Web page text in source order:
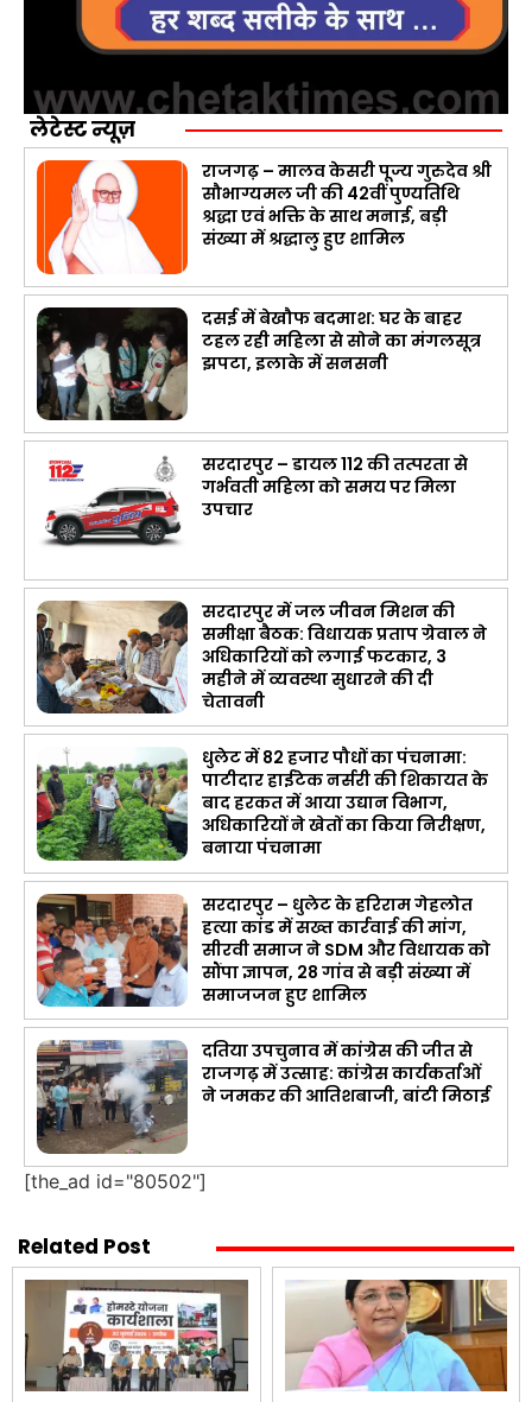
लेटेस्ट न्यूज़
राजगढ़ – मालव केसरी पूज्य गुरुदेव श्री
सौभाग्यमल जी की 42वीं पुण्यतिथि
श्रद्धा एवं भक्ति के साथ मनाई, बड़ी
संख्या में श्रद्धालु हुए शामिल
दसई में बेखौफ बदमाश: घर के बाहर
टहल रही महिला से सोने का मंगलसूत्र
झपटा, इलाके में सनसनी
सरदारपुर – डायल 112 की तत्परता से
गर्भवती महिला को समय पर मिला
उपचार
सरदारपुर में जल जीवन मिशन की
समीक्षा बैठक: विधायक प्रताप ग्रेवाल ने
अधिकारियों को लगाई फटकार, 3
महीने में व्यवस्था सुधारने की दी
चेतावनी
धुलेट में 82 हजार पौधों का पंचनामा:
पाटीदार हाईटेक नर्सरी की शिकायत के
बाद हरकत में आया उद्यान विभाग,
अधिकारियों ने खेतों का किया निरीक्षण,
बनाया पंचनामा
सरदारपुर – धुलेट के हरिराम गेहलोत
हत्या कांड में सख्त कार्रवाई की मांग,
सीरवी समाज ने SDM और विधायक को
सौंपा ज्ञापन, 28 गांव से बड़ी संख्या में
समाजजन हुए शामिल
दतिया उपचुनाव में कांग्रेस की जीत से
राजगढ़ में उत्साह: कांग्रेस कार्यकर्ताओं
ने जमकर की आतिशबाजी, बांटी मिठाई
[the_ad id="80502"]
Related Post